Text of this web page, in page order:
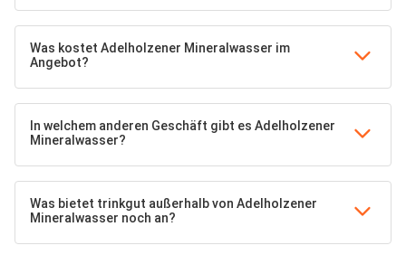
Was kostet Adelholzener Mineralwasser im
Angebot?
In welchem anderen Geschäft gibt es Adelholzener
Mineralwasser?
Was bietet trinkgut außerhalb von Adelholzener
Mineralwasser noch an?